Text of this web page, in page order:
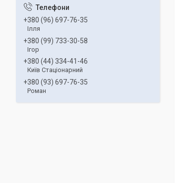
+380 (96) 697-76-35
Ілля
+380 (99) 733-30-58
Ігор
+380 (44) 334-41-46
Київ Стаціонарний
+380 (93) 697-76-35
Роман